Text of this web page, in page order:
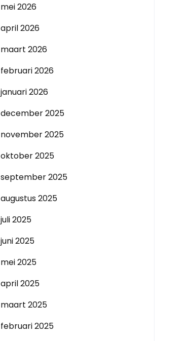
mei 2026
april 2026
maart 2026
februari 2026
januari 2026
december 2025
november 2025
oktober 2025
september 2025
augustus 2025
juli 2025
juni 2025
mei 2025
april 2025
maart 2025
februari 2025